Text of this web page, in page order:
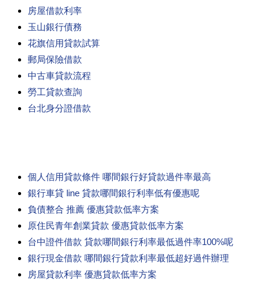
房屋借款利率
玉山銀行債務
花旗信用貸款試算
郵局保險借款
中古車貸款流程
勞工貸款查詢
台北身分證借款
個人信用貸款條件 哪間銀行好貸款過件率最高
銀行車貸 line 貸款哪間銀行利率低有優惠呢
負債整合 推薦 優惠貸款低率方案
原住民青年創業貸款 優惠貸款低率方案
台中證件借款 貸款哪間銀行利率最低過件率100%呢
銀行現金借款 哪間銀行貸款利率最低超好過件辦理
房屋貸款利率 優惠貸款低率方案